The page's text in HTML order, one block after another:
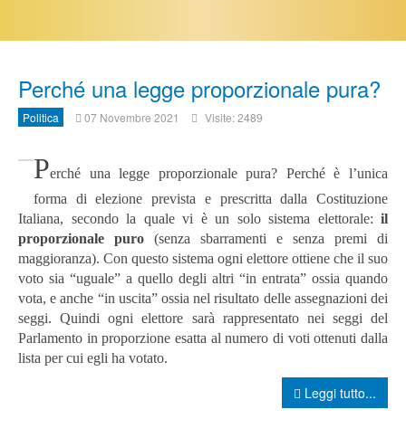
Perché una legge proporzionale pura?
Politica 07 Novembre 2021 Visite: 2489
Perché una legge proporzionale pura? Perché è l’unica
forma di elezione prevista e prescritta dalla Costituzione
Italiana, secondo la qualevi è un solo sistema elettorale: il
proporzionale puro (senza sbarramenti e senza premi di
maggioranza). Con questo sistema ogni elettore ottiene che il suo
voto sia “uguale” a quello degli altri “in entrata” ossia quando
vota, e anche “in uscita” ossia nel risultato delle assegnazioni dei
seggi. Quindi ogni elettore sarà rappresentato nei seggi del
Parlamento in proporzione esatta al numero di voti ottenuti dalla
lista per cui egli ha votato.
Leggi tutto...